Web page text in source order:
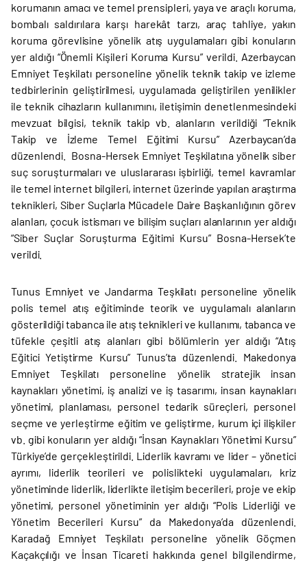
korumanın amacı ve temel prensipleri, yaya ve araçlı koruma,
bombalı saldırılara karşı harekât tarzı, araç tahliye, yakın
koruma görevlisine yönelik atış uygulamaları gibi konuların
yer aldığı “Önemli Kişileri Koruma Kursu” verildi. Azerbaycan
Emniyet Teşkilatı personeline yönelik teknik takip ve izleme
tedbirlerinin geliştirilmesi, uygulamada geliştirilen yenilikler
ile teknik cihazların kullanımını, iletişimin denetlenmesindeki
mevzuat bilgisi, teknik takip vb. alanların verildiği “Teknik
Takip ve İzleme Temel Eğitimi Kursu” Azerbaycan’da
düzenlendi. Bosna-Hersek Emniyet Teşkilatına yönelik siber
suç soruşturmaları ve uluslararası işbirliği, temel kavramlar
ile temel internet bilgileri, internet üzerinde yapılan araştırma
teknikleri, Siber Suçlarla Mücadele Daire Başkanlığının görev
alanları, çocuk istismarı ve bilişim suçları alanlarının yer aldığı
“Siber Suçlar Soruşturma Eğitimi Kursu” Bosna-Hersek’te
verildi.
Tunus Emniyet ve Jandarma Teşkilatı personeline yönelik
polis temel atış eğitiminde teorik ve uygulamalı alanların
gösterildiği tabanca ile atış teknikleri ve kullanımı, tabanca ve
tüfekle çeşitli atış alanları gibi bölümlerin yer aldığı “Atış
Eğitici Yetiştirme Kursu” Tunus’ta düzenlendi. Makedonya
Emniyet Teşkilatı personeline yönelik stratejik insan
kaynakları yönetimi, iş analizi ve iş tasarımı, insan kaynakları
yönetimi, planlaması, personel tedarik süreçleri, personel
seçme ve yerleştirme eğitim ve geliştirme, kurum içi ilişkiler
vb. gibi konuların yer aldığı “İnsan Kaynakları Yönetimi Kursu”
Türkiye’de gerçekleştirildi. Liderlik kavramı ve lider – yönetici
ayrımı, liderlik teorileri ve polislikteki uygulamaları, kriz
yönetiminde liderlik, liderlikte iletişim becerileri, proje ve ekip
yönetimi, personel yönetiminin yer aldığı “Polis Liderliği ve
Yönetim Becerileri Kursu” da Makedonya’da düzenlendi.
Karadağ Emniyet Teşkilatı personeline yönelik Göçmen
Kaçakçılığı ve İnsan Ticareti hakkında genel bilgilendirme,